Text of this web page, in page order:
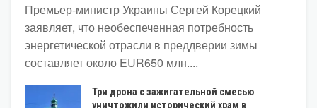
Премьер-министр Украины Сергей Корецкий
заявляет, что необеспеченная потребность
энергетической отрасли в преддверии зимы
составляет около EUR650 млн....
Три дрона с зажигательной смесью
уничтожили исторический храм в